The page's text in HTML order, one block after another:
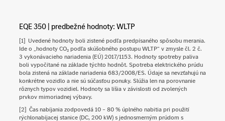
EQE 350 | predbežné hodnoty: WLTP
[1] Uvedené hodnoty boli zistené podľa predpísaného spôsobu merania.
Ide o „hodnoty CO₂ podľa skúšobného postupu WLTP“ v zmysle čl. 2 č.
3 vykonávacieho nariadenia (EÚ) 2017/1153. Hodnoty spotreby paliva
boli vypočítané na základe týchto hodnôt. Spotreba elektrického prúdu
bola zistená na základe nariadenia 683/2008/ES. Údaje sa nevzťahujú na
konkrétne vozidlo a nie sú súčasťou ponuky. Slúžia len na porovnanie
rôznych typov vozidiel. Hodnoty sa líšia v závislosti od zvolených
prvkov mimoriadnej výbavy.
[2] Čas nabíjania zodpovedá 10 – 80 % úplného nabitia pri použití
rýchlonabíjacej stanice (DC, 200 kW) s jednosmerným prúdom s